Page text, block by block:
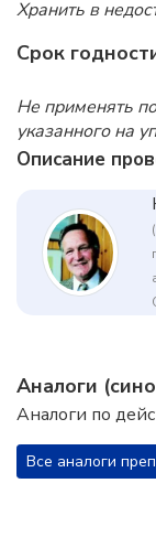
Хранить в
Срок
Не применять
указанного на
Описание
Аналоги
Аналоги по
Все аналоги